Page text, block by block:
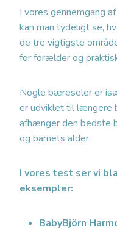
I vores gennemgang
kan man tydeligt se,
de tre vigtigste
for forælder og
Nogle bæreseler er
er udviklet til længere
afhænger den bedste
og barnets alder.
I vores test ser vi
eksempler:
BabyBjörn